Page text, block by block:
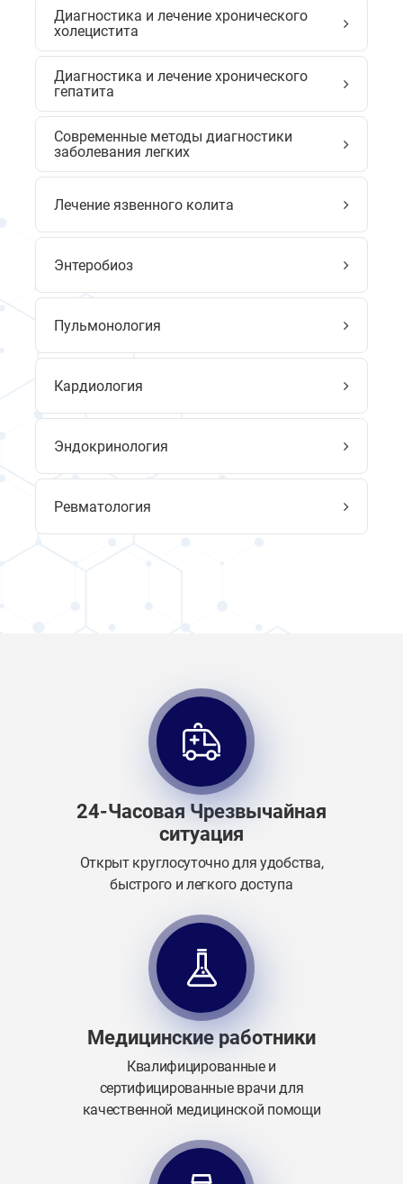
Диагностика и лечение хронического
холецистита
Диагностика и лечение хронического
гепатита
Современные методы диагностики
заболевания легких
Лечение язвенного колита
Энтеробиоз
Пульмонология
Кардиология
Эндокринология
Ревматология
24-Часовая Чрезвычайная
ситуация
Открыт круглосуточно для удобства,
быстрого и легкого доступа
Медицинские работники
Квалифицированные и
сертифицированные врачи для
качественной медицинской помощи